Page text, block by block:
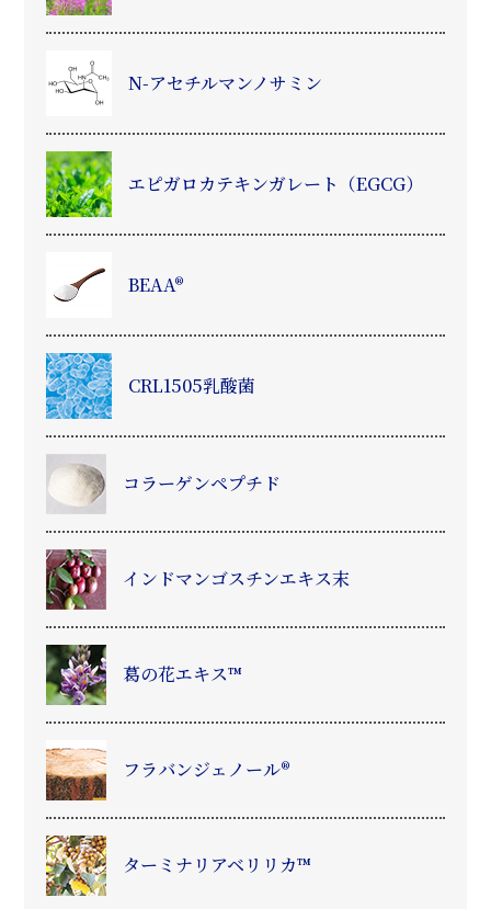
N-アセチルマンノサミン
エピガロカテキンガレート（EGCG）
BEAA®
CRL1505乳酸菌
コラーゲンペプチド
インドマンゴスチンエキス末
葛の花エキス™
フラバンジェノール®
ターミナリアベリリカ™